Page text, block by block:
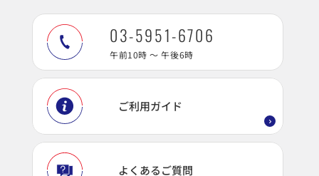
03-5951-6706
午前10時 ～ 午後6時
ご利用ガイド
よくあるご質問